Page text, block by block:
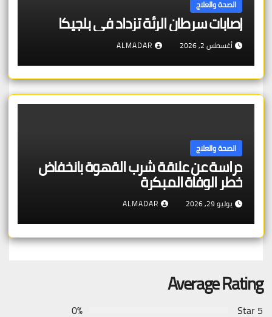
الصحة والعلاج
إصابات سرطان الرئة تزداد في بلجيكا
أغسطس 2, 2026 ALMADAR
الصحة والعلاج
دراسة عن علاقة شرب القهوة بانخفاض
خطر الوفاة المبكرة
يوليو 29, 2026 ALMADAR
Average Rating
5 Star
0%